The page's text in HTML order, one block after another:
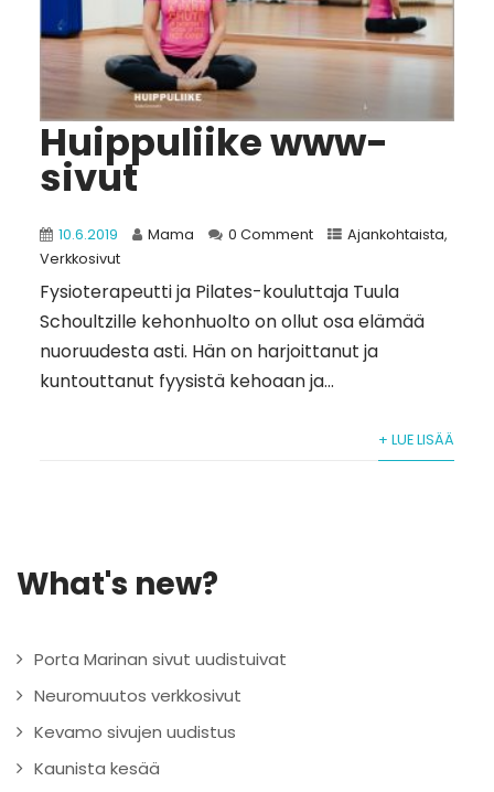
Huippuliike www-
sivut
10.6.2019 Mama 0 Comment Ajankohtaista,
Verkkosivut
Fysioterapeutti ja Pilates-kouluttaja Tuula
Schoultzille kehonhuolto on ollut osa elämää
nuoruudesta asti. Hän on harjoittanut ja
kuntouttanut fyysistä kehoaan ja...
+ LUE LISÄÄ
What's new?
Porta Marinan sivut uudistuivat
Neuromuutos verkkosivut
Kevamo sivujen uudistus
Kaunista kesää